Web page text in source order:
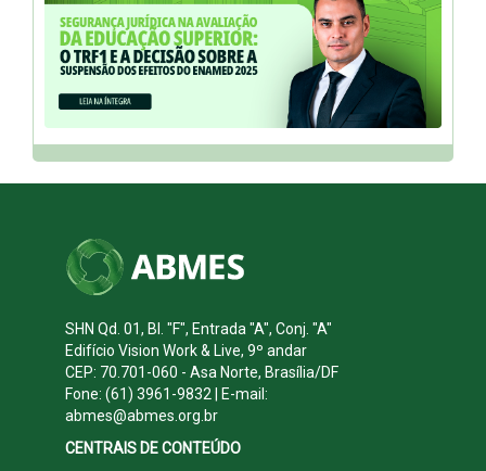
SHN Qd. 01, Bl. "F", Entrada "A", Conj. "A"
Edifício Vision Work & Live, 9º andar
CEP: 70.701-060 - Asa Norte, Brasília/DF
Fone: (61) 3961-9832 | E-mail:
abmes@abmes.org.br
CENTRAIS DE CONTEÚDO